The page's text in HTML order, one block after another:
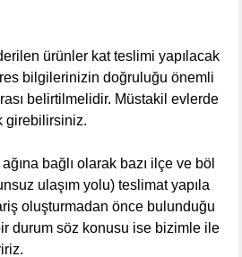
ürünler kat teslimi yapılacak
bilgilerinizin doğruluğu önemli
belirtilmelidir. Müstakil evlerde
girebilirsiniz.
bağlı olarak bazı ilçe ve böl
ulaşım yolu) teslimat yapıla
oluşturmadan önce bulunduğu
durum söz konusu ise bizimle ile